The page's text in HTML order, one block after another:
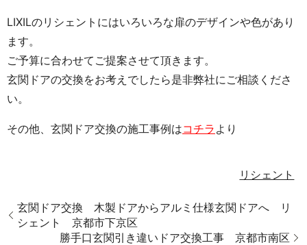
LIXILのリシェントにはいろいろな扉のデザインや色があり
ます。
ご予算に合わせてご提案させて頂きます。
玄関ドアの交換をお考えでしたら是非弊社にご相談くださ
い。
その他、玄関ドア交換の施工事例はコチラ より
リシェント
玄関ドア交換 木製ドアからアルミ仕様玄関ドアへ リ
シェント 京都市下京区
勝手口玄関引き違いドア交換工事 京都市南区